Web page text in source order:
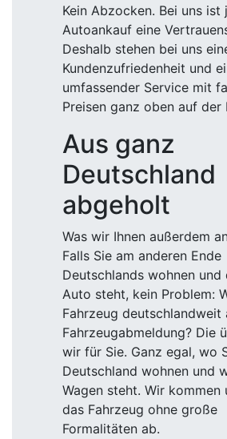
Kein Abzocken. Bei uns ist
Autoankauf eine
Deshalb stehen bei uns
Kundenzufriedenheit und
umfassender Service mit
Preisen ganz oben auf der
Aus ganz
Deutschland
abgeholt
Was wir Ihnen außerdem
Falls Sie am anderen Ende
Deutschlands wohnen
Auto steht, kein Problem:
Fahrzeug deutschlandweit
Fahrzeugabmeldung? Die
wir für Sie. Ganz egal, wo
Deutschland wohnen und
Wagen steht. Wir kommen
das Fahrzeug ohne große
Formalitäten ab.